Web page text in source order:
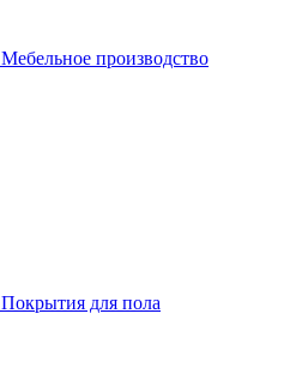
Мебельное производство
Покрытия для пола